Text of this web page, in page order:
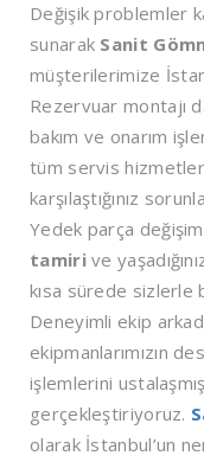
Değişik problemler
sunarak Sanit
müşterilerimize
Rezervuar montajı
bakım ve onarım
tüm servis
karşılaştığınız
Yedek parça
tamirive
kısa sürede sizlerle
Deneyimli ekip
ekipmanlarımızın
işlemlerini
gerçekleştiriyoruz.
olarak İstanbul’un